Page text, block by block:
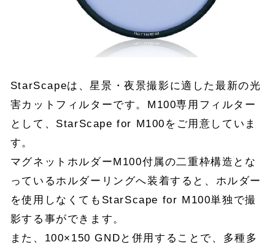
StarScapeは、星景・夜景撮影に適した最新の光
害カットフィルターです。M100専用フィルター
として、StarScape for M100をご用意していま
す。
マグネットホルダーM100付属の二重枠構造とな
っているホルダーリングへ装着すると、ホルダー
を使用しなくてもStarScape for M100単独で撮
影する事ができます。
また、100×150 GNDと併用することで、多種多